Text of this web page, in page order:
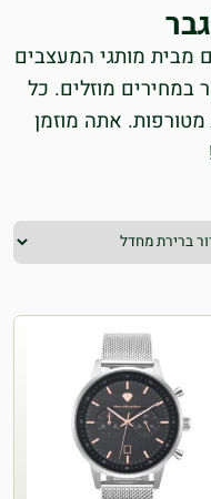
מבית מותגי המעצבים
במחירים מוזלים. כל
אתה מוזמן